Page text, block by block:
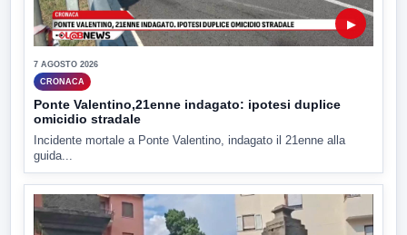
▶
7 AGOSTO 2026
CRONACA
Ponte Valentino,21enne indagato: ipotesi duplice
omicidio stradale
Incidente mortale a Ponte Valentino, indagato il 21enne alla
guida...